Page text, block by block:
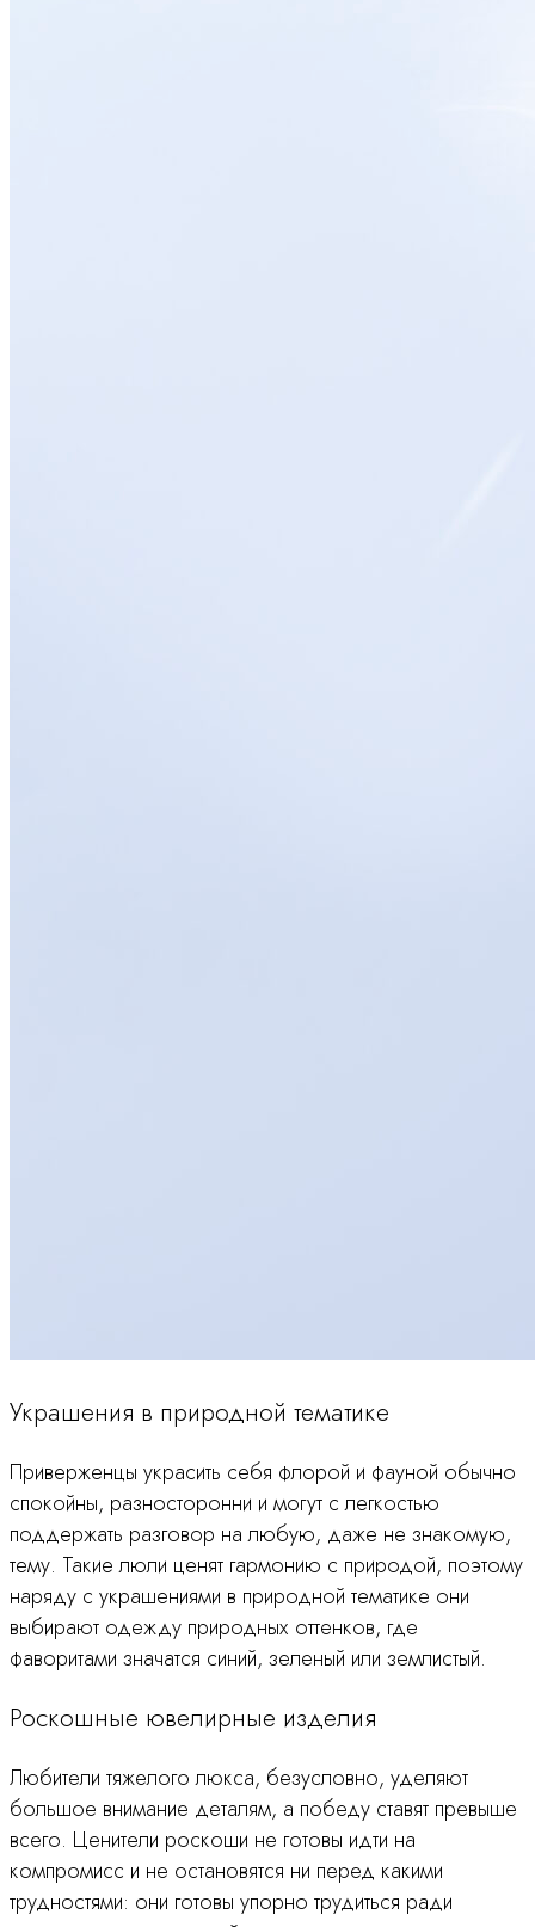
Украшения в природной тематике
Приверженцы украсить себя флорой и фауной обычно
спокойны, разносторонни и могут с легкостью
поддержать разговор на любую, даже не знакомую,
тему. Такие люли ценят гармонию с природой, поэтому
наряду с украшениями в природной тематике они
выбирают одежду природных оттенков, где
фаворитами значатся синий, зеленый или землистый.
Роскошные ювелирные изделия
Любители тяжелого люкса, безусловно, уделяют
большое внимание деталям, а победу ставят превыше
всего. Ценители роскоши не готовы идти на
компромисс и не остановятся ни перед какими
трудностями: они готовы упорно трудиться ради